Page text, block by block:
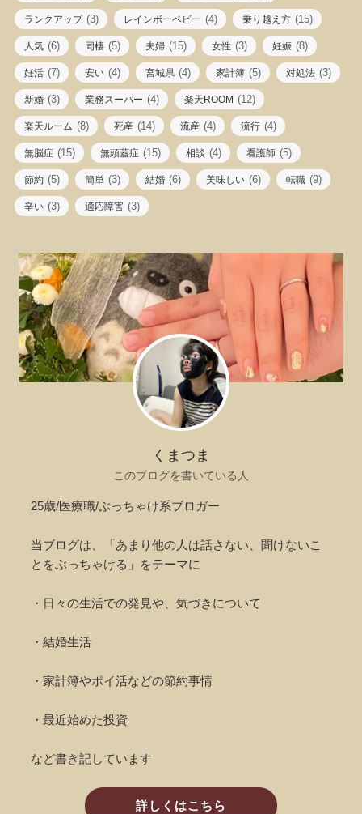
ランクアップ(3) レインボーベビー (4) 乗り越え方 (15)
人気 (6) 同棲 (5) 夫婦 (15) 女性 (3) 妊娠 (8)
妊活 (7) 安い (4) 宮城県 (4) 家計簿 (5) 対処法 (3)
新婚 (3) 業務スーパー (4) 楽天ROOM (12)
楽天ルーム (8) 死産 (14) 流産 (4) 流行 (4)
無脳症 (15) 無頭蓋症 (15) 相談 (4) 看護師 (5)
節約 (5) 簡単 (3) 結婚 (6) 美味しい (6) 転職 (9)
辛い (3) 適応障害 (3)
くまつま
このブログを書いている人
25歳/医療職/ぶっちゃけ系ブロガー
当ブログは、「あまり他の人は話さない、聞けないこ
とをぶっちゃける」をテーマに
・日々の生活での発見や、気づきについて
・結婚生活
・家計簿やポイ活などの節約事情
・最近始めた投資
など書き記しています
詳しくはこちら